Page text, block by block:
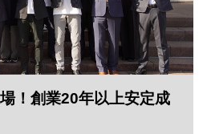
！創業20年以上安定成